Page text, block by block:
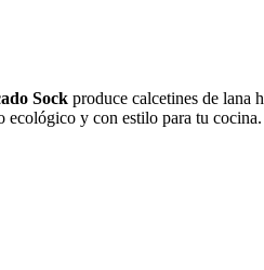
Sock produce calcetines de lana
ecológico y con estilo para tu cocina.